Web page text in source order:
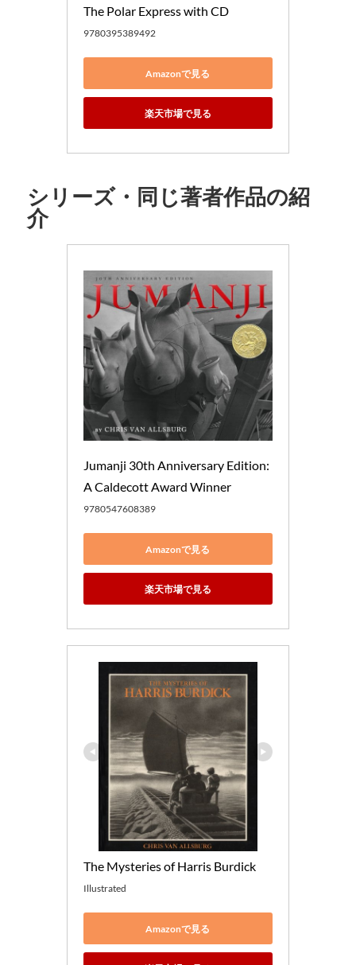
The Polar Express with CD
9780395389492
Amazonで見る
楽天市場で見る
シリーズ・同じ著者作品の紹
介
Jumanji 30th Anniversary Edition:
A Caldecott Award Winner
9780547608389
Amazonで見る
楽天市場で見る
The Mysteries of Harris Burdick
Illustrated
Amazonで見る